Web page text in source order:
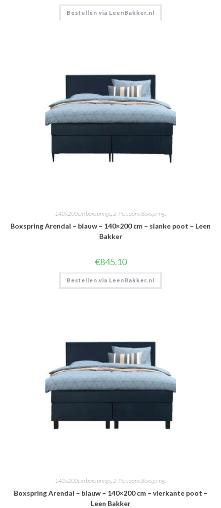
Bestellen via LeenBakker.nl
140x200cm boxsprings 2-Persoons Boxsprings
Boxspring Arendal – blauw – 140×200 cm – slanke poot – Leen
Bakker
€845.10
Bestellen via LeenBakker.nl
140x200cm boxsprings,2-Persoons Boxsprings
Boxspring Arendal – blauw – 140×200 cm – vierkante poot –
Leen Bakker